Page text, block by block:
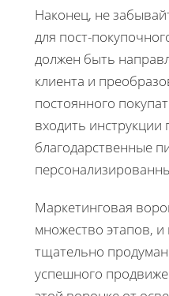
Наконец, не
для пост-
должен быть
клиента и
постоянного
входить
благодарственные
Маркетинговая
множество этапов,
тщательно
успешного